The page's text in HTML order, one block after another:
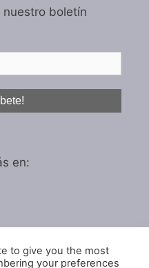
boletín
en:
to give you the most
your preferences